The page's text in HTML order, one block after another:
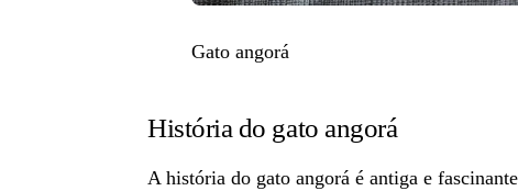
Gato angorá
História do gato angorá
A história do gato angorá é antiga e